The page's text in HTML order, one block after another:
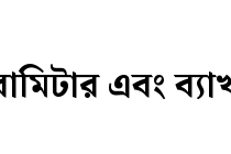
এবং